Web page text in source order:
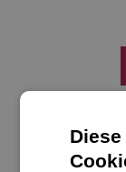
Eine
Serie mit